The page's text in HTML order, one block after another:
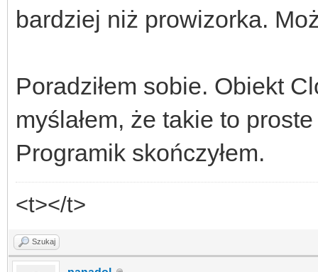
bardziej niż prowizorka.
Poradziłem sobie. Obiekt
myślałem, że takie to
Programik skończyłem.
<t></t>
Szukaj